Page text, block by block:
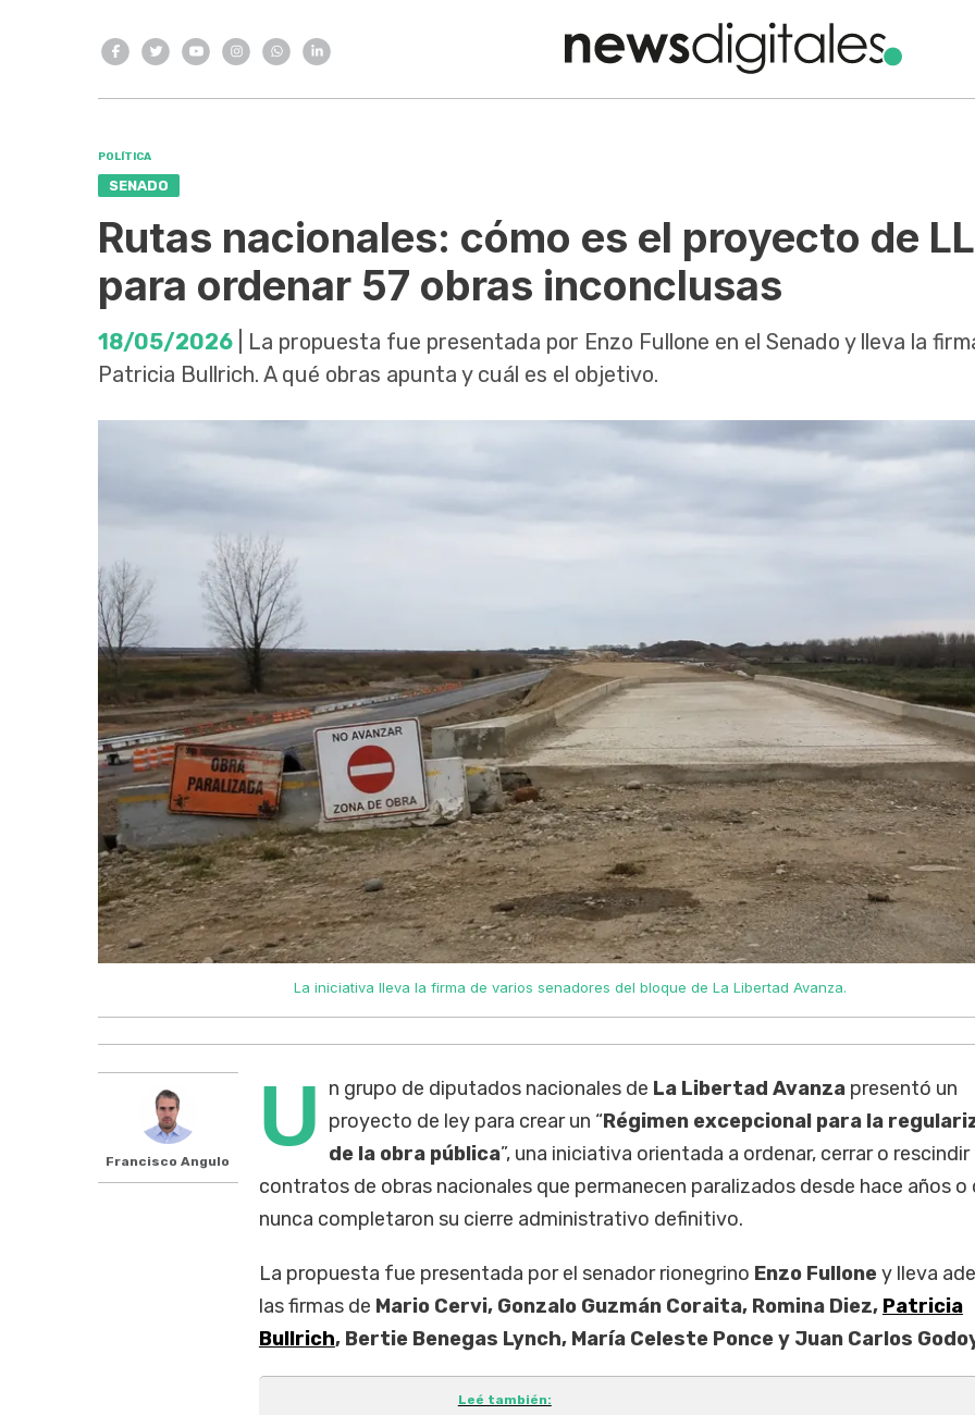
POLÍTICA
SENADO
Rutas nacionales: cómo es el proyecto de
para ordenar 57 obras inconclusas
18/05/2026 | La propuesta fue presentada por Enzo Fullone en el Senado y lleva la
Patricia Bullrich. A qué obras apunta y cuál es el objetivo.
La iniciativa lleva la firma de varios senadores del bloque de La Libertad Avanza.
Francisco Angulo U n grupo de diputados nacionales de La Libertad Avanza presentó un
proyecto de ley para crear un “Régimen excepcional para la
de la obra pública”, una iniciativa orientada a ordenar, cerrar o rescindir
contratos de obras nacionales que permanecen paralizados desde hace años o
nunca completaron su cierre administrativo definitivo.
La propuesta fue presentada por el senador rionegrino Enzo Fullone y lleva
las firmas de Mario Cervi, Gonzalo Guzmán Coraita, Romina Diez, Patricia
Bullrich, Bertie Benegas Lynch, María Celeste Ponce y Juan Carlos
Leé también: